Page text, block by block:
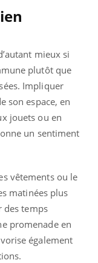
mieux si
plutôt que
Impliquer
son espace, en
jouets ou en
un sentiment
vêtements ou le
matinées plus
des temps
promenade en
également